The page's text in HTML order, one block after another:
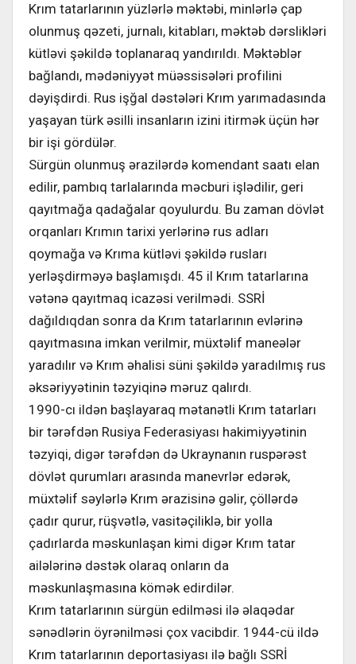
Krım tatarlarının yüzlərlə məktəbi, minlərlə çap
olunmuş qəzeti, jurnalı, kitabları, məktəb dərslikləri
kütləvi şəkildə toplanaraq yandırıldı. Məktəblər
bağlandı, mədəniyyət müəssisələri profilini
dəyişdirdi. Rus işğal dəstələri Krım yarımadasında
yaşayan türk əsilli insanların izini itirmək üçün hər
bir işi gördülər.
Sürgün olunmuş ərazilərdə komendant saatı elan
edilir, pambıq tarlalarında məcburi işlədilir, geri
qayıtmağa qadağalar qoyulurdu. Bu zaman dövlət
orqanları Krımın tarixi yerlərinə rus adları
qoymağa və Krıma kütləvi şəkildə rusları
yerləşdirməyə başlamışdı. 45 il Krım tatarlarına
vətənə qayıtmaq icazəsi verilmədi. SSRİ
dağıldıqdan sonra da Krım tatarlarının evlərinə
qayıtmasına imkan verilmir, müxtəlif maneələr
yaradılır və Krım əhalisi süni şəkildə yaradılmış rus
əksəriyyətinin təzyiqinə məruz qalırdı.
1990-cı ildən başlayaraq mətanətli Krım tatarları
bir tərəfdən Rusiya Federasiyası hakimiyyətinin
təzyiqi, digər tərəfdən də Ukraynanın ruspərəst
dövlət qurumları arasında manevrlər edərək,
müxtəlif səylərlə Krım ərazisinə gəlir, çöllərdə
çadır qurur, rüşvətlə, vasitəçiliklə, bir yolla
çadırlarda məskunlaşan kimi digər Krım tatar
ailələrinə dəstək olaraq onların da
məskunlaşmasına kömək edirdilər.
Krım tatarlarının sürgün edilməsi ilə əlaqədar
sənədlərin öyrənilməsi çox vacibdir. 1944-cü ildə
Krım tatarlarının deportasiyası ilə bağlı SSRİ